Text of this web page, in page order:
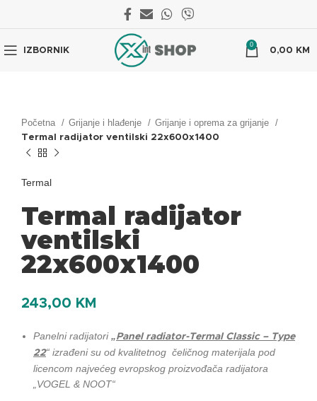
IZBORNIK
0
0,00 KM
Početna Grijanje i hlađenje Grijanje i oprema za grijanje
Termal radijator ventilski 22x600x1400
Termal
Termal radijator
ventilski
22x600x1400
243,00 KM
Panelni radijatori „Panel radiator-Termal Classic – Type
22“ izrađeni su od kvalitetnog čeličnog materijala pod
licencom najvećeg evropskog proizvođača radijatora
„VOGEL & NOOT“